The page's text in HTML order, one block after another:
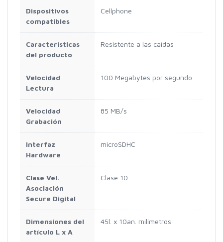
Dispositivos
compatibles
Cellphone
Características
del producto
Resistente a las caídas
Velocidad
Lectura
100 Megabytes por segundo
Velocidad
Grabación
85 MB/s
Interfaz
Hardware
microSDHC
Clase Vel.
Asociación
Secure Digital
Clase 10
Dimensiones del
artículo L x A
45l. x 10an. milímetros